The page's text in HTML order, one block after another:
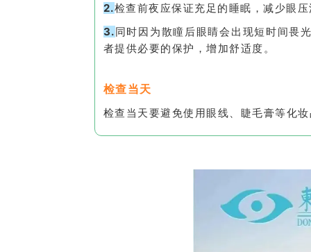
2.检查前夜应保证充足的睡眠，减少眼
3.同时因为散瞳后眼睛会出现短时间畏
者提供必要的保护，增加舒适度。
检查当天
检查当天要避免使用眼线、睫毛膏等化